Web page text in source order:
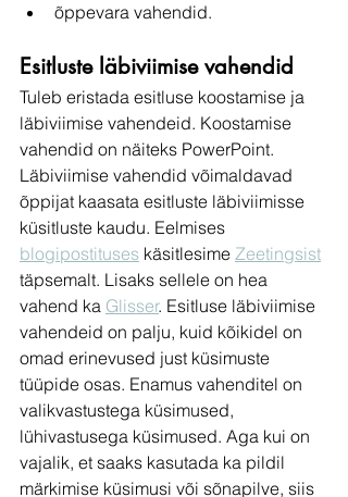
õppevara vahendid.
Esitluste läbiviimise vahendid
Tuleb eristada esitluse koostamise ja
läbiviimise vahendeid. Koostamise
vahendid on näiteks PowerPoint.
Läbiviimise vahendid võimaldavad
õppijat kaasata esitluste läbiviimisse
küsitluste kaudu. Eelmises
blogipostituses käsitlesime Zeetingsist
täpsemalt. Lisaks sellele on hea
vahend ka Glisser. Esitluse läbiviimise
vahendeid on palju, kuid kõikidel on
omad erinevused just küsimuste
tüüpide osas. Enamus vahenditel on
valikvastustega küsimused,
lühivastusega küsimused. Aga kui on
vajalik, et saaks kasutada ka pildil
märkimise küsimusi või sõnapilve, siis